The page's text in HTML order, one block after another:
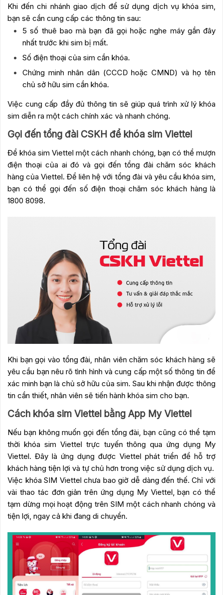
Khi đến chi nhánh giao dịch để sử dụng dịch vụ khóa sim,
bạn sẽ cần cung cấp các thông tin sau:
5 số thuê bao mà bạn đã gọi hoặc nghe máy gần đây
nhất trước khi sim bị mất.
Số điện thoại của sim cần khóa.
Chứng minh nhân dân (CCCD hoặc CMND) và họ tên
chủ sở hữu sim cần khóa.
Việc cung cấp đầy đủ thông tin sẽ giúp quá trình xử lý khóa
sim diễn ra một cách chính xác và nhanh chóng.
Gọi đến tổng đài CSKH để khóa sim Viettel
Để khóa sim Viettel một cách nhanh chóng, bạn có thể mượn
điện thoại của ai đó và gọi đến tổng đài chăm sóc khách
hàng của Viettel. Để liên hệ với tổng đài và yêu cầu khóa sim,
bạn có thể gọi đến số điện thoại chăm sóc khách hàng là
1800 8098.
Khi bạn gọi vào tổng đài, nhân viên chăm sóc khách hàng sẽ
yêu cầu bạn nêu rõ tình hình và cung cấp một số thông tin để
xác minh bạn là chủ sở hữu của sim. Sau khi nhận được thông
tin cần thiết, nhân viên sẽ tiến hành khóa sim cho bạn.
Cách khóa sim Viettel bằng App My Viettel
Nếu bạn không muốn gọi đến tổng đài, bạn cũng có thể tạm
thời khóa sim Viettel trực tuyến thông qua ứng dụng My
Viettel. Đây là ứng dụng được Viettel phát triển để hỗ trợ
khách hàng tiện lợi và tự chủ hơn trong việc sử dụng dịch vụ.
Việc khóa SIM Viettel chưa bao giờ dễ dàng đến thế. Chỉ với
vài thao tác đơn giản trên ứng dụng My Viettel, bạn có thể
tạm dừng mọi hoạt động trên SIM một cách nhanh chóng và
tiện lợi, ngay cả khi đang di chuyển.